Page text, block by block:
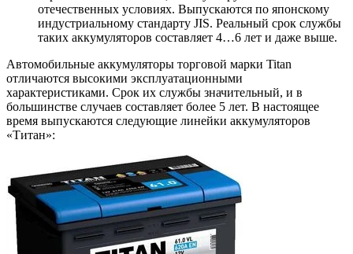
отечественных условиях. Выпускаются по японскому
индустриальному стандарту JIS. Реальный срок службы
таких аккумуляторов составляет 4…6 лет и даже выше.
Автомобильные аккумуляторы торговой марки Titan
отличаются высокими эксплуатационными
характеристиками. Срок их службы значительный, и в
большинстве случаев составляет более 5 лет. В настоящее
время выпускаются следующие линейки аккумуляторов
«Титан»: